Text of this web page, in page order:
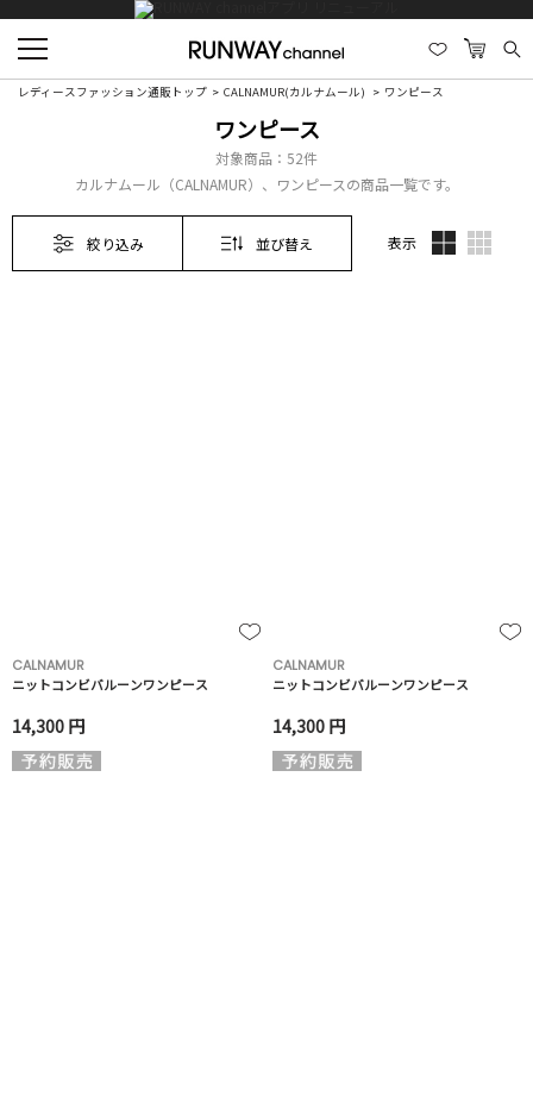
レディースファッション通販トップ CALNAMUR(カルナムール) ワンピース
ワンピース
対象商品： 52件
カルナムール（CALNAMUR）、ワンピースの商品一覧です。
絞り込み 並び替え 表示
CALNAMUR
ニットコンビバルーンワンピース
14,300 円
CALNAMUR
ニットコンビバルーンワンピース
14,300 円